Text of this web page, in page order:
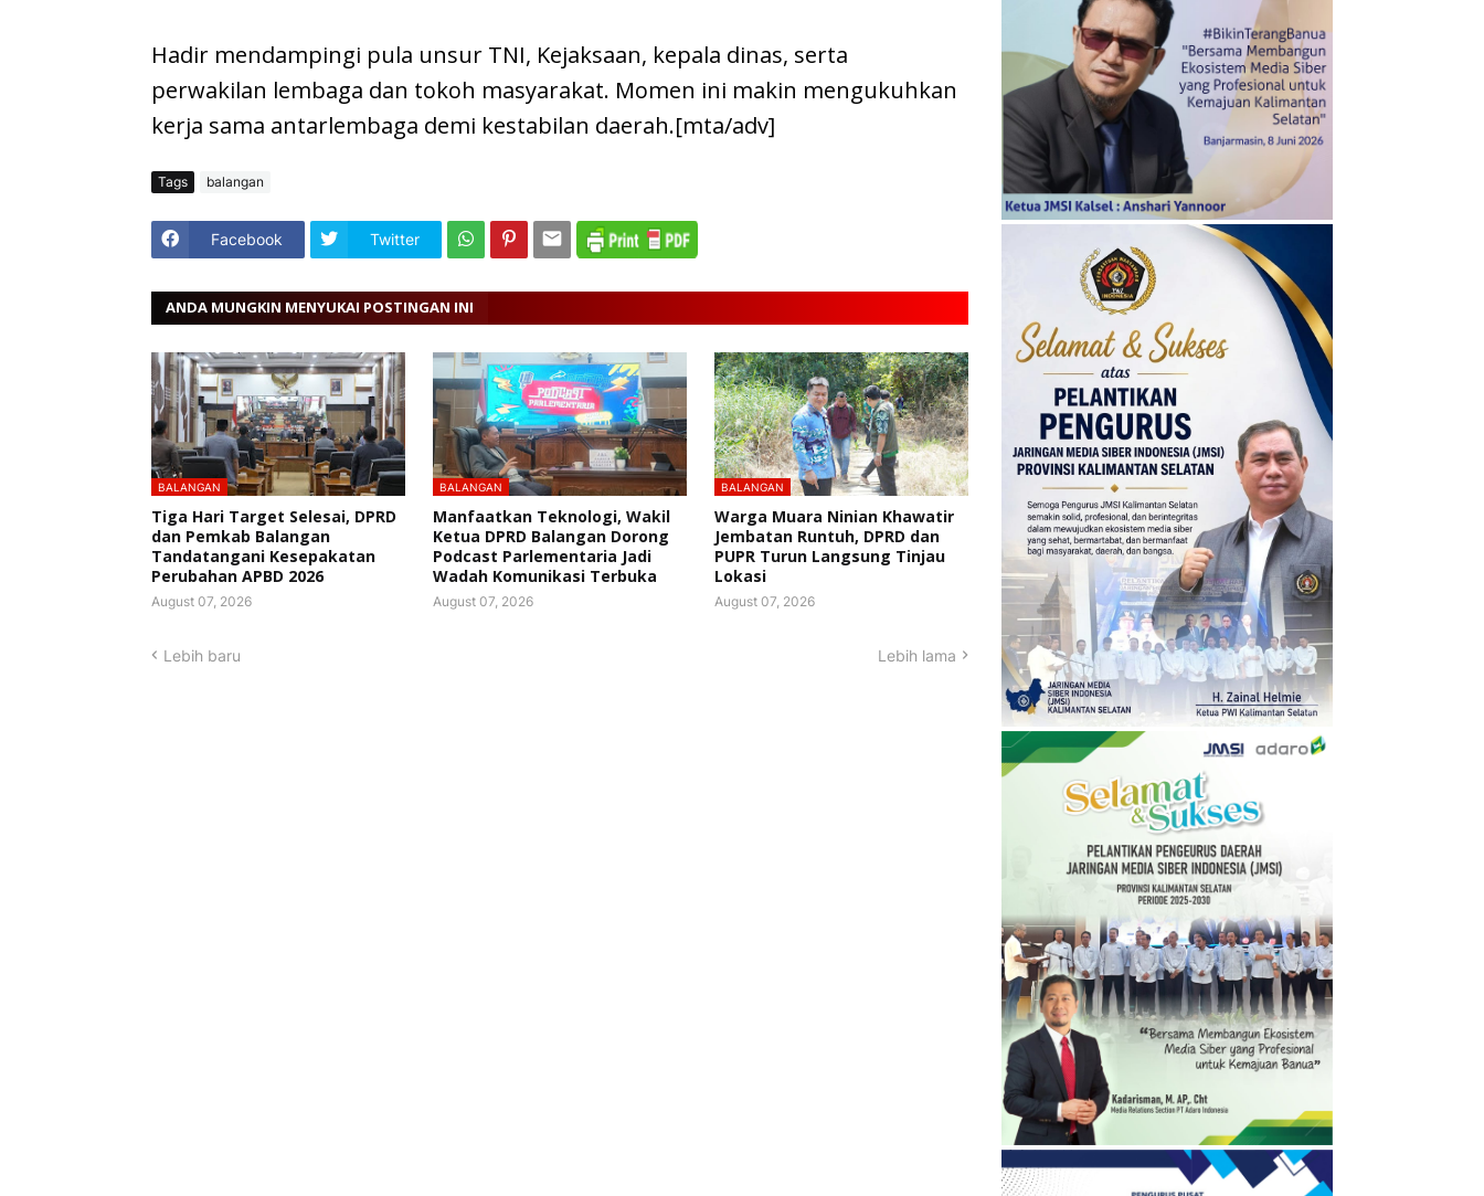
Hadir mendampingi pula unsur TNI, Kejaksaan, kepala dinas, serta
perwakilan lembaga dan tokoh masyarakat. Momen ini makin mengukuhkan
kerja sama antarlembaga demi kestabilan daerah.[mta/adv]
Tags balangan
Facebook Twitter
ANDA MUNGKIN MENYUKAI POSTINGAN INI
BALANGAN
Tiga Hari Target Selesai, DPRD
dan Pemkab Balangan
Tandatangani Kesepakatan
Perubahan APBD 2026
August 07, 2026
BALANGAN
Manfaatkan Teknologi, Wakil
Ketua DPRD Balangan Dorong
Podcast Parlementaria Jadi
Wadah Komunikasi Terbuka
August 07, 2026
BALANGAN
Warga Muara Ninian Khawatir
Jembatan Runtuh, DPRD dan
PUPR Turun Langsung Tinjau
Lokasi
August 07, 2026
Lebih baru Lebih lama